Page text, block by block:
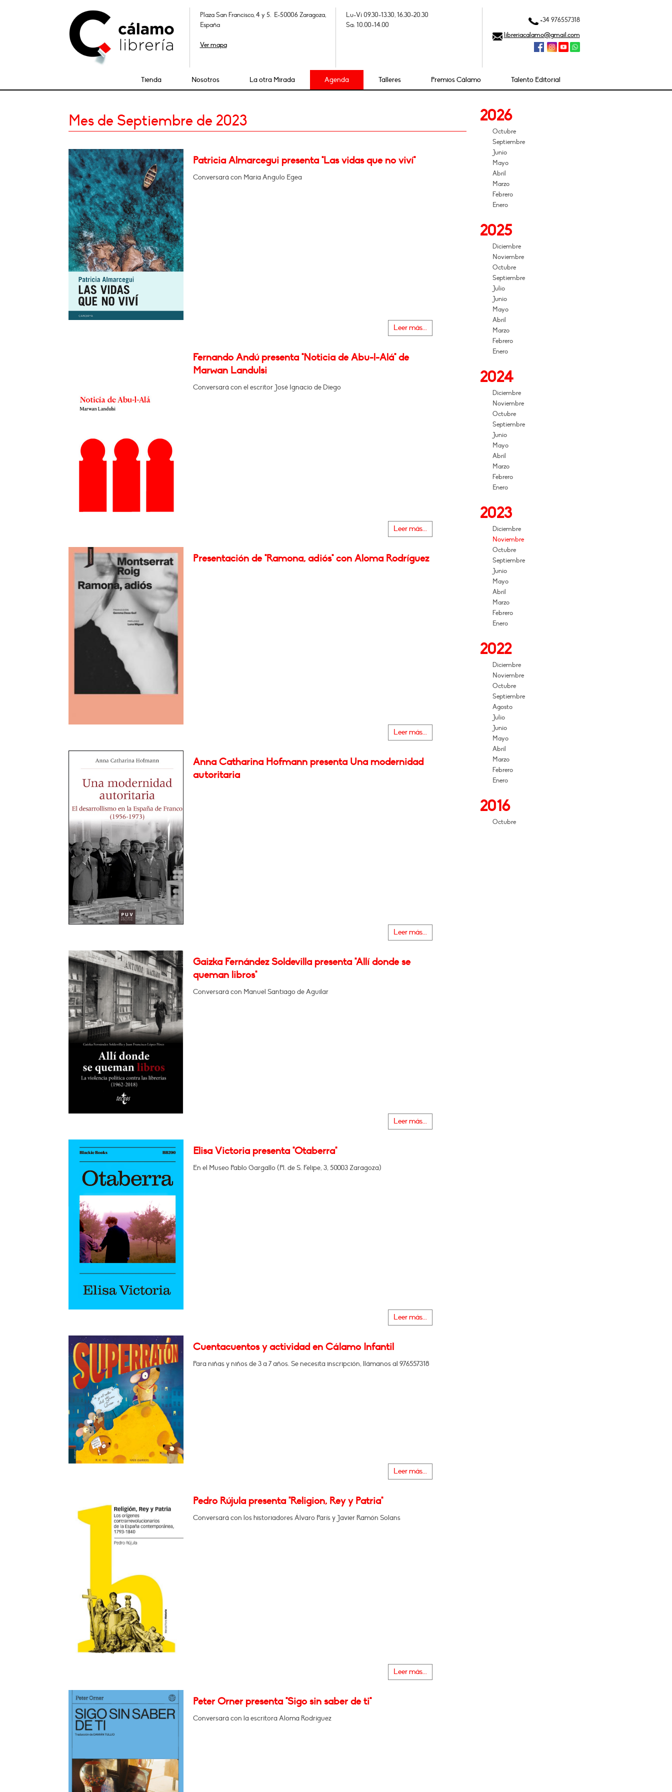
Plaza San Francisco, 4 y 5. E-50006 Zaragoza,
España
Ver mapa
Lu-Vi 09.30-13.30, 16.30-20.30
Sa: 10.00-14.00
+34 976557318
libreriacalamo@gmail.com
Tienda Nosotros La otra Mirada Agenda Talleres Premios Cálamo Talento Editorial
Mes de Septiembre de 2023
Patricia Almarcegui presenta "Las vidas que no viví"
Conversará con María Angulo Egea
Leer más...
Fernando Andú presenta "Noticia de Abu-l-Alá" de
Marwan Landulsi
Conversará con el escritor José Ignacio de Diego
Leer más...
Presentación de "Ramona, adiós" con Aloma Rodríguez
Leer más...
Anna Catharina Hofmann presenta Una modernidad
autoritaria
Leer más...
Gaizka Fernández Soldevilla presenta "Allí donde se
queman libros"
Conversará con Manuel Santiago de Aguilar
Leer más...
Elisa Victoria presenta "Otaberra"
En el Museo Pablo Gargallo (Pl. de S. Felipe, 3, 50003 Zaragoza)
Leer más...
Cuentacuentos y actividad en Cálamo Infantil
Para niñas y niños de 3 a 7 años. Se necesita inscripción, llámanos al 976557318
Leer más...
Pedro Rújula presenta "Religion, Rey y Patria"
Conversará con los historiadores Álvaro París y Javier Ramón Solans
Leer más...
Peter Orner presenta "Sigo sin saber de ti"
Conversará con la escritora Aloma Rodríguez
2026
Octubre
Septiembre
Junio
Mayo
Abril
Marzo
Febrero
Enero
2025
Diciembre
Noviembre
Octubre
Septiembre
Julio
Junio
Mayo
Abril
Marzo
Febrero
Enero
2024
Diciembre
Noviembre
Octubre
Septiembre
Junio
Mayo
Abril
Marzo
Febrero
Enero
2023
Diciembre
Noviembre
Octubre
Septiembre
Junio
Mayo
Abril
Marzo
Febrero
Enero
2022
Diciembre
Noviembre
Octubre
Septiembre
Agosto
Julio
Junio
Mayo
Abril
Marzo
Febrero
Enero
2016
Octubre